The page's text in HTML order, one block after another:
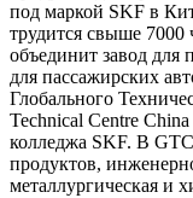
под маркой SKF в
трудится свыше
объединит завод для
для пассажирских
Глобального
Technical Centre
колледжа SKF. В
продуктов,
металлургическая и